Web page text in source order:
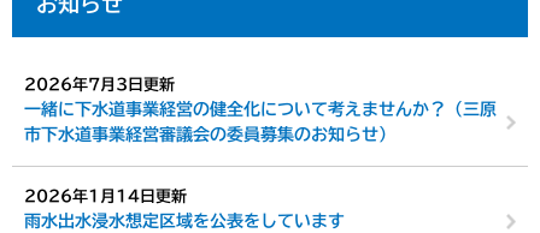
2026年7月3日更新
一緒に下水道事業経営の健全化について考えませんか？（三原
市下水道事業経営審議会​の委員募集のお知らせ）
2026年1月14日更新
雨水出水浸水想定区域を公表をしています